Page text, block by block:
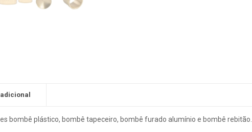
bombê plástico, bombê tapeceiro, bombê furado alumínio e bombê rebitão.